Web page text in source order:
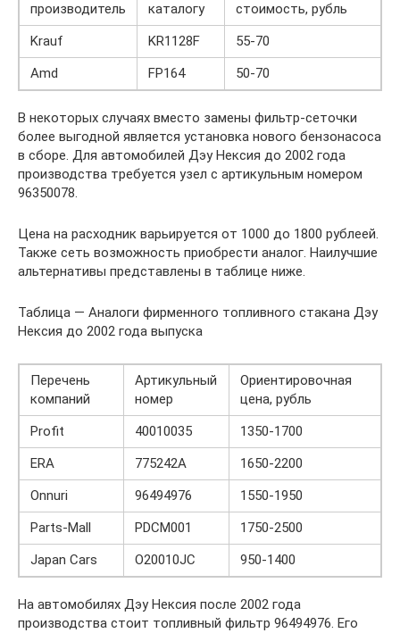
производитель
каталогу
стоимость, рубль
Krauf
KR1128F
55-70
Amd
FP164 50-70
В некоторых случаях вместо замены фильтр-сеточки
более выгодной является установка нового бензонасоса
в сборе. Для автомобилей Дэу Нексия до 2002 года
производства требуется узел с артикульным номером
96350078.
Цена на расходник варьируется от 1000 до 1800 рублеей.
Также сеть возможность приобрести аналог. Наилучшие
альтернативы представлены в таблице ниже.
Таблица — Аналоги фирменного топливного стакана Дэу
Нексия до 2002 года выпуска
Перечень
компаний
Артикульный
номер
Ориентировочная
цена, рубль
Profit
40010035
1350-1700
ERA
775242A
1650-2200
Onnuri
96494976
1550-1950
Parts-Mall
PDCM001
1750-2500
Japan Cars
O20010JC 950-1400
На автомобилях Дэу Нексия после 2002 года
производства стоит топливный фильтр 96494976. Его